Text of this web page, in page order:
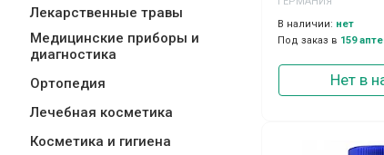
Лекарственные травы
Медицинские приборы и
диагностика
Ортопедия
Лечебная косметика
Косметика и гигиена
В наличии: нет
Под заказ в 159
Нет в